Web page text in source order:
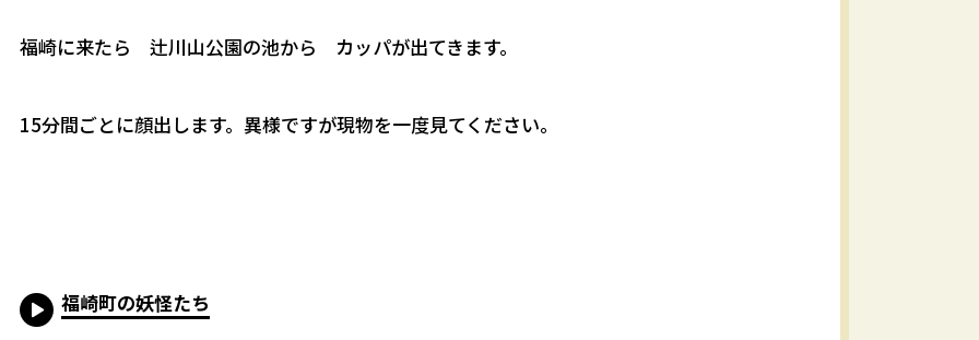
福崎に来たら 辻川山公園の池から カッパが出てきます。
15分間ごとに顔出します。異様ですが現物を一度見てください。
福崎町の妖怪たち